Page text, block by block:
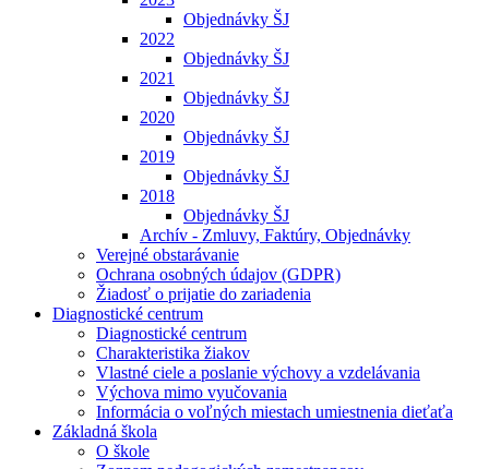
Objednávky ŠJ
2022
Objednávky ŠJ
2021
Objednávky ŠJ
2020
Objednávky ŠJ
2019
Objednávky ŠJ
2018
Objednávky ŠJ
Archív - Zmluvy, Faktúry, Objednávky
Verejné obstarávanie
Ochrana osobných údajov (GDPR)
Žiadosť o prijatie do zariadenia
Diagnostické centrum
Diagnostické centrum
Charakteristika žiakov
Vlastné ciele a poslanie výchovy a vzdelávania
Výchova mimo vyučovania
Informácia o voľných miestach umiestnenia dieťaťa
Základná škola
O škole